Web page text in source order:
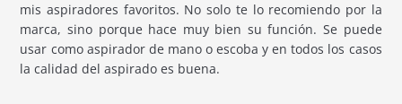
mis aspiradores favoritos. No solo te lo recomiendo por la
marca, sino porque hace muy bien su función. Se puede
usar como aspirador de mano o escoba y en todos los casos
la calidad del aspirado es buena.